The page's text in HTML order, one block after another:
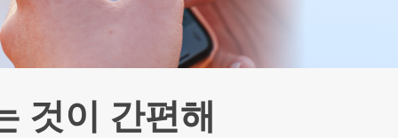
데이터 지우기
가상 위치
iOS & Android 위치 변경
고객 지원 센터
비즈니스 지원
기업 및 단체 라이선스
팀 및 기업을 위한 라이선스와 우선 지원 서비스를 제공
기술 또는 계정 관련 문의를 도와드립니다.
것이 간편해